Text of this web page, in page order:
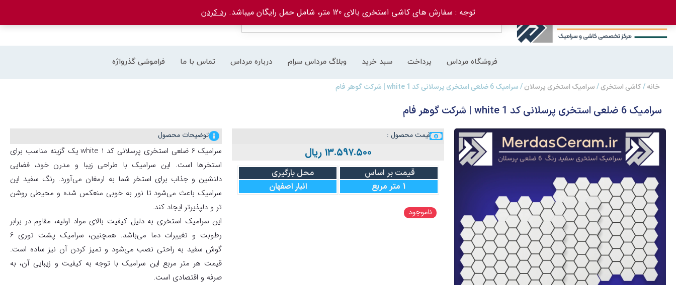
توجه : سفارش های کاشی استخری بالای 120 متر، شامل حمل رایگان میباشد. رد کردن
فروشگاه مرداس پرداخت سبد خرید وبلاگ مرداس سرام درباره مرداس تماس با ما فراموشی گذرواژه
خانه/کاشی استخری/سرامیک استخری پرسلان/ سرامیک 6 ضلعی استخری پرسلانی کد white 1 | شرکت گوهر فام
سرامیک 6 ضلعی استخری پرسلانی کد white 1 | شرکت گوهر فام
قیمت محصول :
۱۳.۵۹۷.۵۰۰ ریال
قیمت بر اساس
1 متر مربع
محل بارگیری
انبار اصفهان
ناموجود
توضیحات محصول
سرامیک 6 ضلعی استخری پرسلانی کد white 1 یک گزینه مناسب برای
استخرها است. این سرامیک با طراحی زیبا و مدرن خود، فضایی
دلنشین و جذاب برای استخر شما به ارمغان می‌آورد. رنگ سفید این
سرامیک باعث می‌شود تا نور به خوبی منعکس شده و محیطی روشن
تر و دلپذیرتر ایجاد کند.
این سرامیک استخری به دلیل کیفیت بالای مواد اولیه، مقاوم در برابر
رطوبت و تغییرات دما می‌باشد. همچنین، سرامیک پشت توری 6
گوش سفید به راحتی نصب می‌شود و تمیز کردن آن نیز ساده است.
قیمت هر متر مربع این سرامیک با توجه به کیفیت و زیبایی آن، به
صرفه و اقتصادی است.